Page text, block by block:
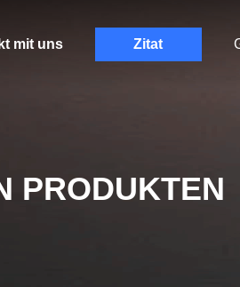
mit uns Zitat
PRODUKTEN